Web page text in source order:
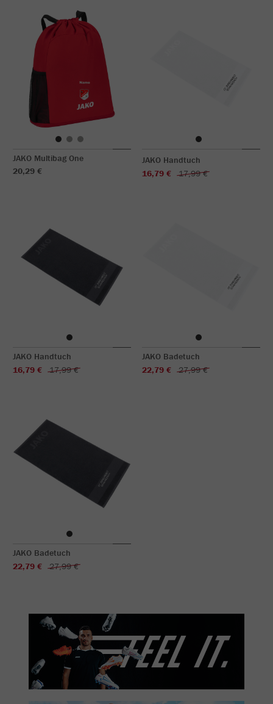
JAKO Multibag One
20,29 €
JAKO Handtuch
16,79 €
17,99 €
JAKO Handtuch
16,79 €
17,99 €
JAKO Badetuch
22,79 €
27,99 €
JAKO Badetuch
22,79 €
27,99 €